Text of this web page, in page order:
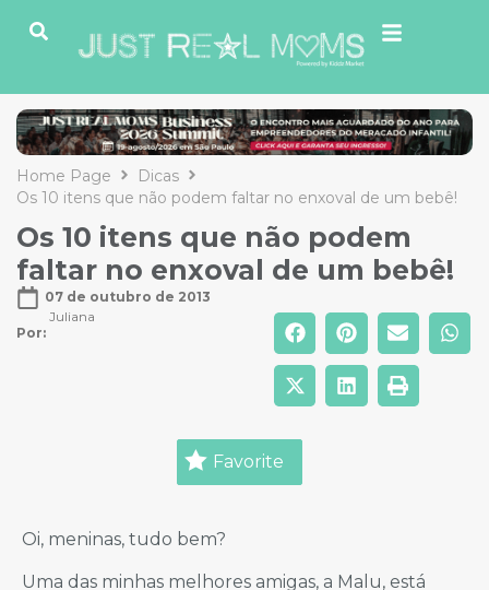
Home Page
Dicas
Os 10 itens que não podem faltar no enxoval de um bebê!
Os 10 itens que não podem
faltar no enxoval de um bebê!
07 de outubro de 2013
Por:
Juliana
Favorite
Oi, meninas, tudo bem?
Uma das minhas melhores amigas, a Malu, está